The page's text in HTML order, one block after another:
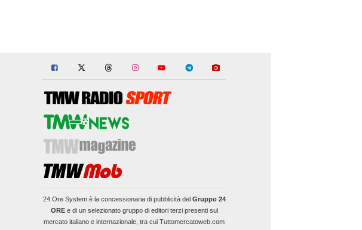
24 Ore Systemè la concessionaria di pubblicità del Gruppo 24
OREe di un selezionato gruppo di editori terzi presenti sul
mercato italiano e internazionale, tra cui Tuttomercatoweb.com